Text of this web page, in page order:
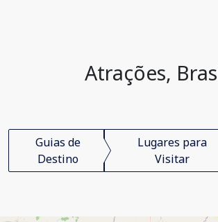
Atrações,
Guias de
Destino
Lugares para
Visitar